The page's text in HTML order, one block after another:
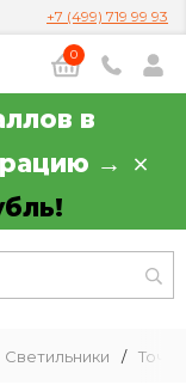
+7 (499) 719 99 93
0
в
→
Светильники /